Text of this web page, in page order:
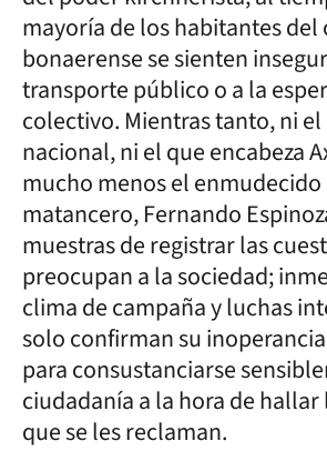
mayoría de los habitantes
bonaerense se sienten
transporte público o a la
colectivo. Mientras tanto, ni
nacional, ni el que encabeza
mucho menos el
matancero, Fernando
muestras de registrar las
preocupan a la sociedad;
clima de campaña y luchas
solo confirman su
para consustanciarse
ciudadanía a la hora de
que se les reclaman.